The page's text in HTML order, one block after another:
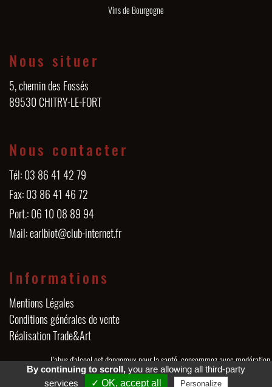
Vins de Bourgogne
Nous situer
5, chemin des Fossés
89530 CHITRY-LE-FORT
Nous contacter
Tél: 03 86 41 42 79
Fax: 03 86 41 46 72
Port.: 06 10 08 89 94
Mail: earlbiot@club-internet.fr
Informations
Mentions Légales
Conditions générales de vente
Réalisation Trade&Art
L'abus d'alcool est dangereux pour la santé, consommez avec modération.
By continuing to scroll,you are allowing all third-party
services
✓ OK, accept all Personalize